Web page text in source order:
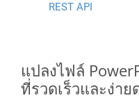
REST API
แปลงไฟล์
ที่รวดเร็วและง่าย